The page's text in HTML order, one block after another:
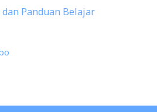
dan Panduan Belajar